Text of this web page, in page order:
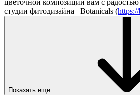
цветочной композиции вам с
студии фитодизайна– Botanicals (
Показать еще